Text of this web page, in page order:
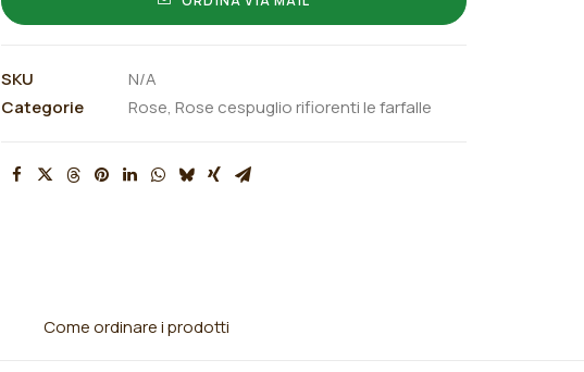
SKU
N/A
Categorie
Rose, Rose cespuglio rifiorenti le farfalle
Come ordinare i prodotti